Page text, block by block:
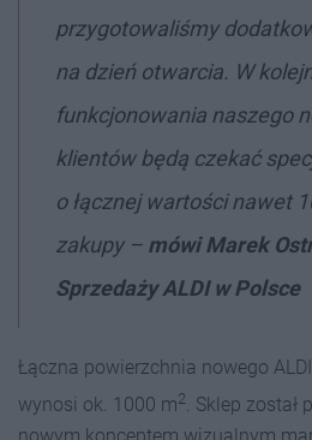
przygotowaliśmy
na dzień otwarcia. W
funkcjonowania naszego
klientów będą czekać
o łącznej wartości nawet
zakupy – mówi Marek
Sprzedaży ALDI w Polsce
Łączna powierzchnia nowego
wynosi ok. 1000 m2. Sklep został